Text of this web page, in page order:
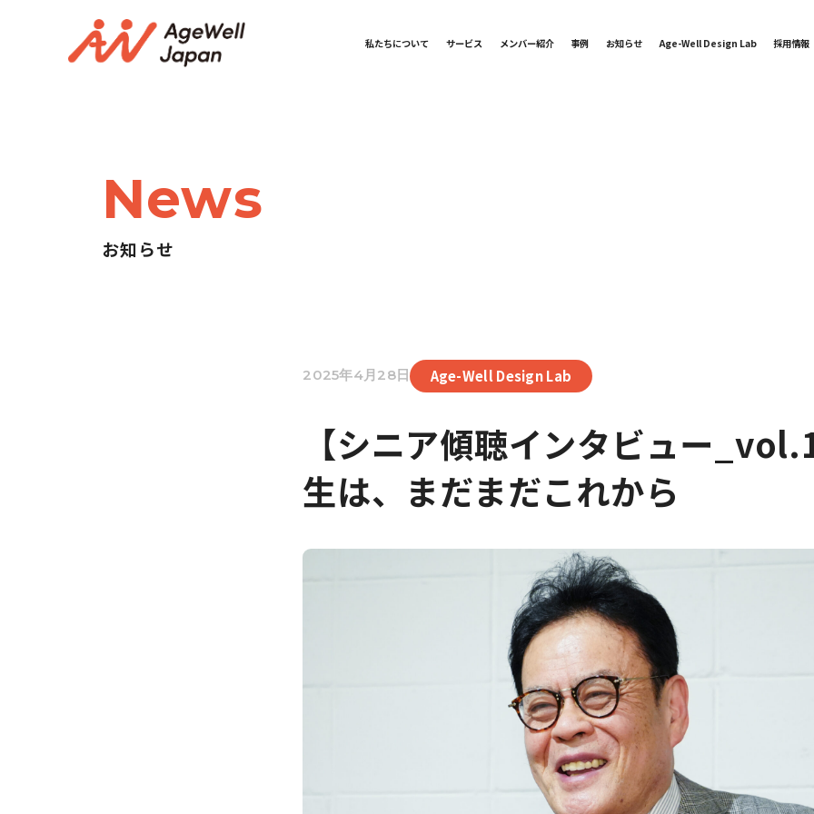
私たちについて サービス メンバー紹介 事例 お知らせ Age-Well Design Lab 採用情報
News
お知らせ
2025年4月28日 Age-Well Design Lab
【シニア傾聴インタビュー
生は、まだまだこれから